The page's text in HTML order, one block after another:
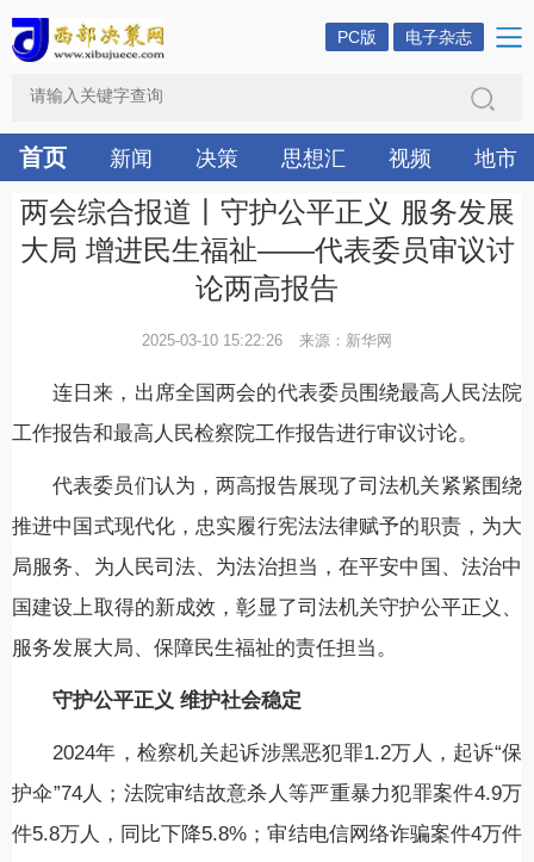
PC版 电子杂志
首页 新闻 决策 思想汇 视频 地市
两会综合报道丨守护公平正义 服务发展
大局 增进民生福祉——代表委员审议讨
论两高报告
2025-03-10 15:22:26 来源：新华网
连日来，出席全国两会的代表委员围绕最高人民法院
工作报告和最高人民检察院工作报告进行审议讨论。
代表委员们认为，两高报告展现了司法机关紧紧围绕
推进中国式现代化，忠实履行宪法法律赋予的职责，为大
局服务、为人民司法、为法治担当，在平安中国、法治中
国建设上取得的新成效，彰显了司法机关守护公平正义、
服务发展大局、保障民生福祉的责任担当。
守护公平正义 维护社会稳定
2024年，检察机关起诉涉黑恶犯罪1.2万人，起诉“保
护伞”74人；法院审结故意杀人等严重暴力犯罪案件4.9万
件5.8万人，同比下降5.8%；审结电信网络诈骗案件4万件